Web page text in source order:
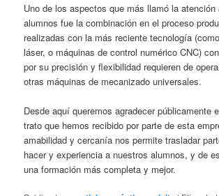
Uno de los aspectos que más llamó la atención
alumnos fue la combinación en el proceso
realizadas con la más reciente tecnología
láser, o máquinas de control numérico CNC)
por su precisión y flexibilidad requieren de
otras máquinas de mecanizado universales.
Desde aquí queremos agradecer públicamente
trato que hemos recibido por parte de esta
amabilidad y cercanía nos permite trasladar
hacer y experiencia a nuestros alumnos, y de
una formación más completa y mejor.